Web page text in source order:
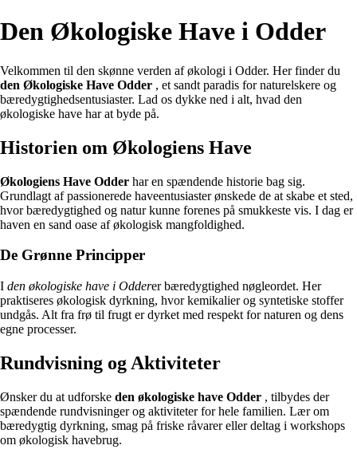
Den Økologiske Have i Odder
Velkommen til den skønne verden af økologi i Odder. Her finder du
den Økologiske Have Odder , et sandt paradis for naturelskere og
bæredygtighedsentusiaster. Lad os dykke ned i alt, hvad den
økologiske have har at byde på.
Historien om Økologiens Have
Økologiens Have Odder har en spændende historie bag sig.
Grundlagt af passionerede haveentusiaster ønskede de at skabe et sted,
hvor bæredygtighed og natur kunne forenes på smukkeste vis. I dag er
haven en sand oase af økologisk mangfoldighed.
De Grønne Principper
I den økologiske have i Odderer bæredygtighed nøgleordet. Her
praktiseres økologisk dyrkning, hvor kemikalier og syntetiske stoffer
undgås. Alt fra frø til frugt er dyrket med respekt for naturen og dens
egne processer.
Rundvisning og Aktiviteter
Ønsker du at udforske den økologiske have Odder , tilbydes der
spændende rundvisninger og aktiviteter for hele familien. Lær om
bæredygtig dyrkning, smag på friske råvarer eller deltag i workshops
om økologisk havebrug.